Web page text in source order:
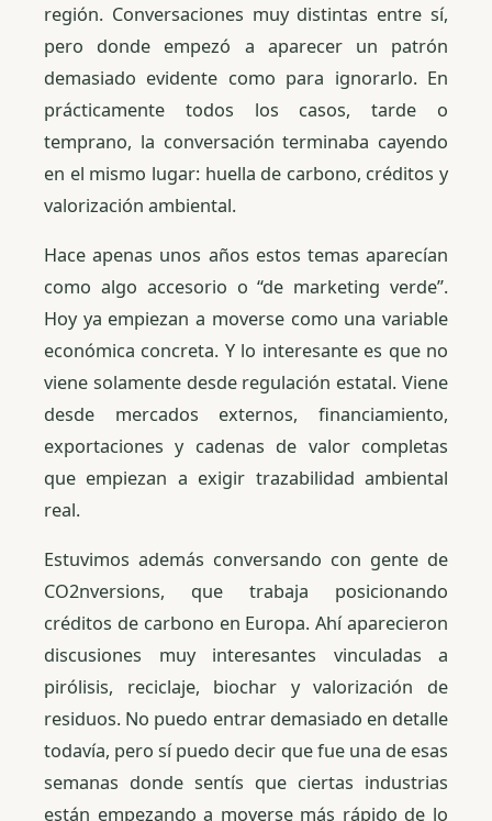
región. Conversaciones muy distintas entre sí,
pero donde empezó a aparecer un patrón
demasiado evidente como para ignorarlo. En
prácticamente todos los casos, tarde o
temprano, la conversación terminaba cayendo
en el mismo lugar: huella de carbono, créditos y
valorización ambiental.
Hace apenas unos años estos temas aparecían
como algo accesorio o “de marketing verde”.
Hoy ya empiezan a moverse como una variable
económica concreta. Y lo interesante es que no
viene solamente desde regulación estatal. Viene
desde mercados externos, financiamiento,
exportaciones y cadenas de valor completas
que empiezan a exigir trazabilidad ambiental
real.
Estuvimos además conversando con gente de
CO2nversions, que trabaja posicionando
créditos de carbono en Europa. Ahí aparecieron
discusiones muy interesantes vinculadas a
pirólisis, reciclaje, biochar y valorización de
residuos. No puedo entrar demasiado en detalle
todavía, pero sí puedo decir que fue una de esas
semanas donde sentís que ciertas industrias
están empezando a moverse más rápido de lo